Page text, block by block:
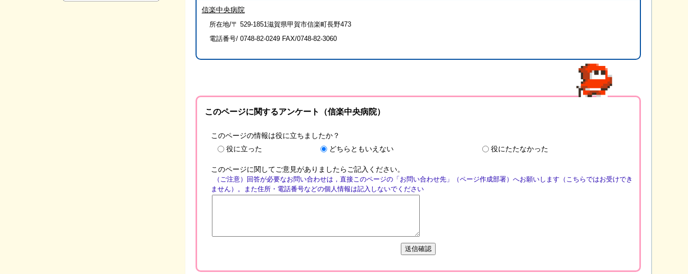
信楽中央病院
所在地/〒 529-1851滋賀県甲賀市信楽町長野473
電話番号/ 0748-82-0249 FAX/0748-82-3060
このページに関するアンケート（信楽中央病院）
このページの情報は役に立ちましたか？
役に立った
どちらともいえない 役にたたなかった
このページに関してご意見がありましたらご記入ください。
（ご注意）回答が必要なお問い合わせは，直接このページの「お問い合わせ先」（ページ作成部署）へお願いします（こちらではお受けでき
ません）。また住所・電話番号などの個人情報は記入しないでください